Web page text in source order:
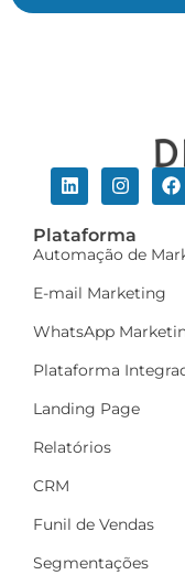
Plataforma
Automação de
E-mail Marketing
WhatsApp
Plataforma
Landing Page
Relatórios
CRM
Funil de Vendas
Segmentações